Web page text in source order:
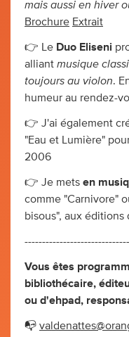
mais aussi en hiver
Brochure Extrait
👉 Le Duo Eliseni
alliant musique
toujours au violon.
humeur au rendez-
👉 J'ai également
"Eau et Lumière"
2006
👉 Je mets en
comme "Carnivore"
bisous", aux éditions
------------------------------
Vous êtes
bibliothécaire,
ou d'ehpad,
📭